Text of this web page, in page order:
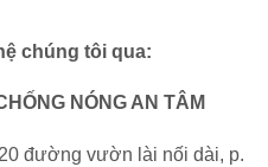
chúng tôi qua:
NÓNG AN TÂM
đường vườn lài nối dài, p.